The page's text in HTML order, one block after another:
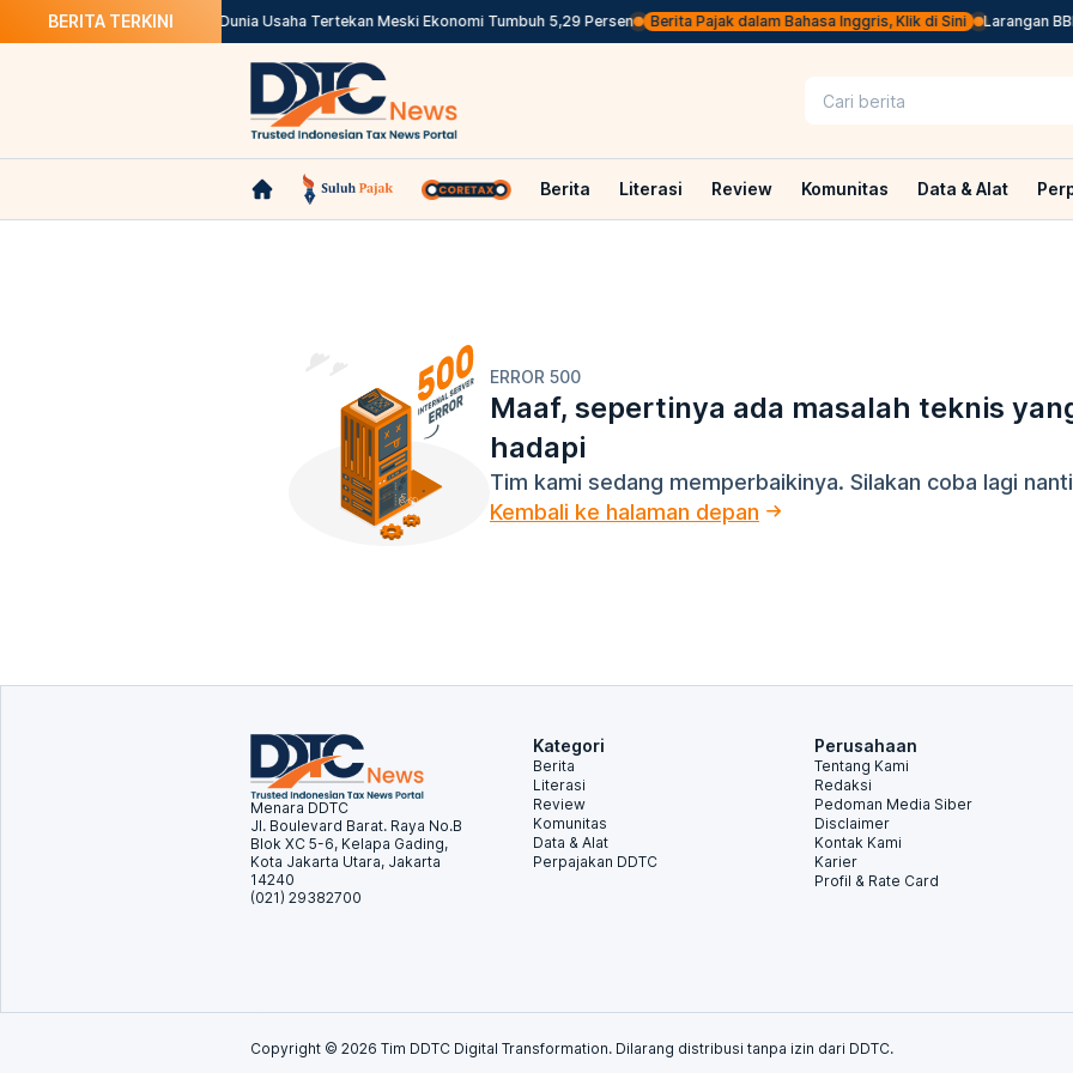
BERITA TERKINI
di Sini! Apindo Sebut Dunia Usaha Tertekan Meski Ekonomi Tumbuh 5,29 Persen Berita Pajak dalam Bahasa Inggris, Klik di Sini Larangan
Berita Literasi Review Komunitas Data & Alat
ERROR 500
Maaf, sepertinya ada masalah teknis
hadapi
Tim kami sedang memperbaikinya. Silakan coba lagi
Kembali ke halaman depan
Menara DDTC
Jl. Boulevard Barat. Raya No.B
Blok XC 5-6, Kelapa Gading,
Kota Jakarta Utara, Jakarta
14240
(021) 29382700
Kategori
Berita
Literasi
Review
Komunitas
Data & Alat
Perpajakan DDTC
Perusahaan
Tentang Kami
Redaksi
Pedoman Media Siber
Disclaimer
Kontak Kami
Karier
Profil & Rate Card
Copyright © 2026 Tim DDTC Digital Transformation. Dilarang distribusi tanpa izin dari DDTC.